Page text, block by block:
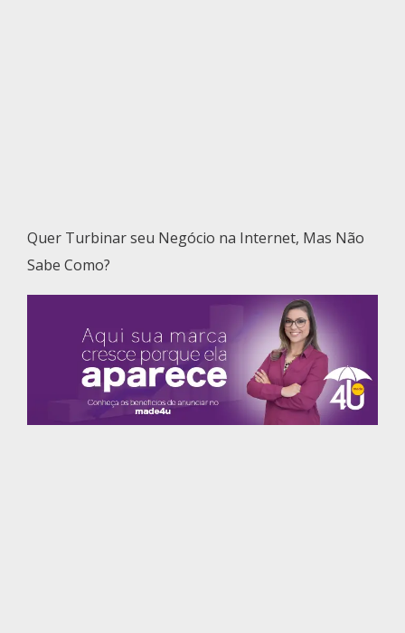
Quer Turbinar seu Negócio na Internet, Mas Não
Sabe Como?